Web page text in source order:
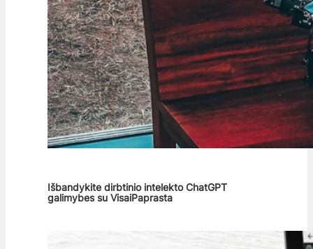
Išbandykite dirbtinio intelekto ChatGPT
galimybes su VisaiPaprasta